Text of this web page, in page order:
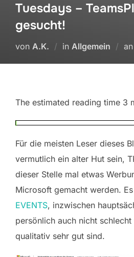
Tuesdays –
gesucht!
von A.K. in Allgemein an
The estimated reading time 3
Für die meisten Leser dieses
vermutlich ein alter Hut sein,
dieser Stelle mal etwas
Microsoft gemacht werden.
EVENTS, inzwischen
persönlich auch nicht
qualitativ sehr gut sind.